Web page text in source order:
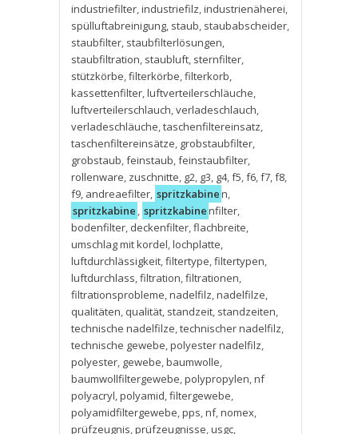
industriefilter,industriefilz,industrienäherei,
spülluftabreinigung, staub, staubabscheider,
staubfilter, staubfilterlösungen,
staubfiltration, staubluft, sternfilter,
stützkörbe,filterkörbe,filterkorb,
kassettenfilter,luftverteilerschläuche,
luftverteilerschlauch,verladeschlauch,
verladeschläuche,taschenfiltereinsatz,
taschenfiltereinsätze, grobstaubfilter,
grobstaub,feinstaub,feinstaubfilter,
rollenware, zuschnitte, g2, g3, g4,f5,f6,f7,f8,
f9, andreaefilter, spritzkabinen,
spritzkabine , spritzkabinenfilter,
bodenfilter, deckenfilter,flachbreite,
umschlag mit kordel,lochplatte,
luftdurchlässigkeit,filtertype,filtertypen,
luftdurchlass,filtration,filtrationen,
filtrationsprobleme,nadelfilz,nadelfilze,
qualitäten, qualität, standzeit, standzeiten,
technische nadelfilze,technischer nadelfilz,
technische gewebe,polyester nadelfilz,
polyester, gewebe,baumwolle,
baumwollfiltergewebe,polypropylen,nf
polyacryl,polyamid,filtergewebe,
polyamidfiltergewebe,pps,nf,nomex,
prüfzeugnis,prüfzeugnisse,usgc,